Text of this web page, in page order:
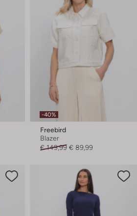
-40%
Freebird
Blazer
€ 149,99 € 89,99